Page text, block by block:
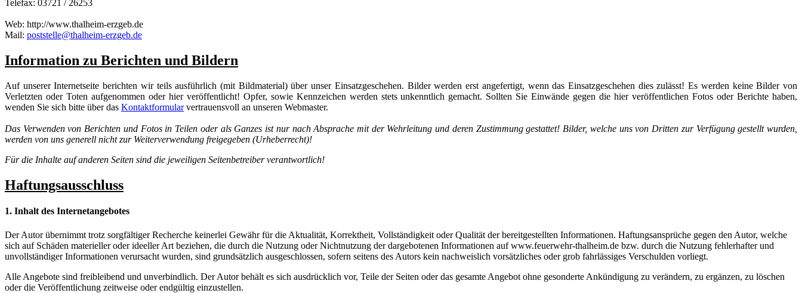
Telefax: 03721 / 26253
Web: http://www.thalheim-erzgeb.de
Mail: poststelle@thalheim-erzgeb.de
Information zu Berichten und Bildern
Auf unserer Internetseite berichten wir teils ausführlich (mit Bildmaterial) über unser Einsatzgeschehen. Bilder werden erst angefertigt, wenn das Einsatzgeschehen dies zulässt! Es werden keine Bilder von
Verletzten oder Toten aufgenommen oder hier veröffentlicht! Opfer, sowie Kennzeichen werden stets unkenntlich gemacht. Sollten Sie Einwände gegen die hier veröffentlichen Fotos oder Berichte haben,
wenden Sie sich bitte über das Kontaktformularvertrauensvoll an unseren Webmaster.
Das Verwenden von Berichten und Fotos in Teilen oder als Ganzes ist nur nach Absprache mit der Wehrleitung und deren Zustimmung gestattet! Bilder, welche uns von Dritten zur Verfügung gestellt wurden,
werden von uns generell nicht zur Weiterverwendung freigegeben (Urheberrecht)!
Für die Inhalte auf anderen Seiten sind die jeweiligen Seitenbetreiber verantwortlich!
Haftungsausschluss
1. Inhalt des Internetangebotes
Der Autor übernimmt trotz sorgfältiger Recherche keinerlei Gewähr für die Aktualität, Korrektheit, Vollständigkeit oder Qualität der bereitgestellten Informationen. Haftungsansprüche gegen den Autor, welche
sich auf Schäden materieller oder ideeller Art beziehen, die durch die Nutzung oder Nichtnutzung der dargebotenen Informationen auf www.feuerwehr-thalheim.de bzw. durch die Nutzung fehlerhafter und
unvollständiger Informationen verursacht wurden, sind grundsätzlich ausgeschlossen, sofern seitens des Autors kein nachweislich vorsätzliches oder grob fahrlässiges Verschulden vorliegt.
Alle Angebote sind freibleibend und unverbindlich. Der Autor behält es sich ausdrücklich vor, Teile der Seiten oder das gesamte Angebot ohne gesonderte Ankündigung zu verändern, zu ergänzen, zu löschen
oder die Veröffentlichung zeitweise oder endgültig einzustellen.